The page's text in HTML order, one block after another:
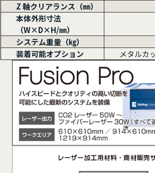
Z 軸クリアランス（㎜）
本体外形寸法
（W×D×H/㎜）
システム重量（㎏）
装着可能オプション
メタルカ